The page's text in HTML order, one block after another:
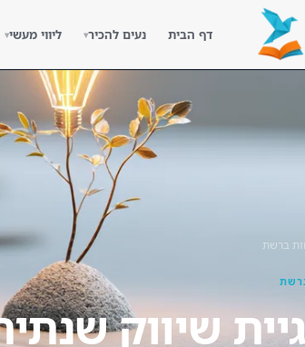
דף הבית נעים להכיר▾ ליווי מעשי▾
ברשת